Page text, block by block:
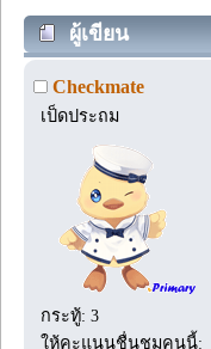
ผู้เขียน
Checkmate
เป็ดประถม
กระทู้: 3
ให้คะแนนชื่นชมคนนี้: